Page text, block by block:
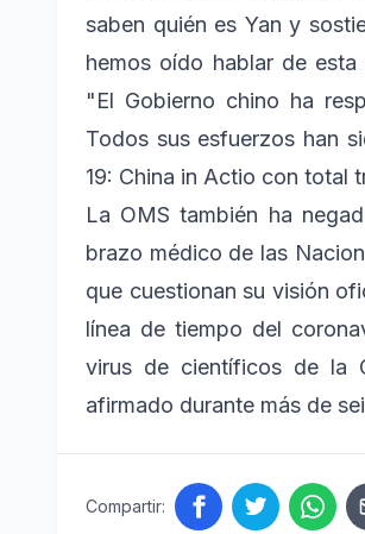
saben quién es Yan y
hemos oído hablar de
"El Gobierno chino ha
Todos sus esfuerzos han
19: China in Actio con total
La OMS también ha
brazo médico de las
que cuestionan su visión
línea de tiempo del
virus de científicos de la
afirmado durante más de
Compartir: